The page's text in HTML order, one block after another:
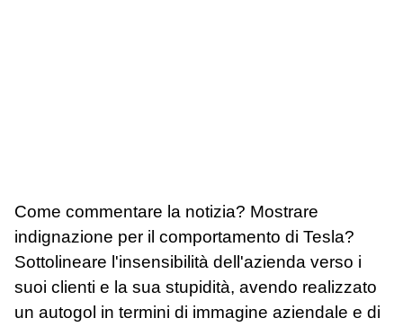
Come commentare la notizia? Mostrare
indignazione per il comportamento di Tesla?
Sottolineare l'insensibilità dell'azienda verso i
suoi clienti e la sua stupidità, avendo realizzato
un autogol in termini di immagine aziendale e di